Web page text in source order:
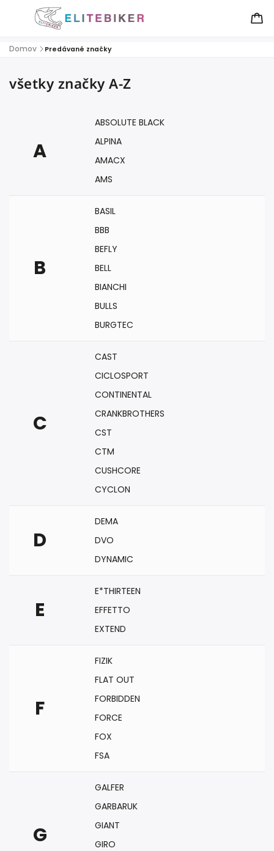
Domov / Predávané značky
všetky značky A-Z
A
ABSOLUTE BLACK
ALPINA
AMACX
AMS
B
BASIL
BBB
BEFLY
BELL
BIANCHI
BULLS
BURGTEC
C
CAST
CICLOSPORT
CONTINENTAL
CRANKBROTHERS
CST
CTM
CUSHCORE
CYCLON
D
DEMA
DVO
DYNAMIC
E
E*THIRTEEN
EFFETTO
EXTEND
F
FIZIK
FLAT OUT
FORBIDDEN
FORCE
FOX
FSA
G
GALFER
GARBARUK
GIANT
GIRO